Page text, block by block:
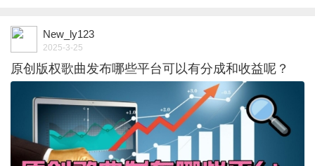
New_ly123
2025-3-25
原创版权歌曲发布哪些平台可以有分成和收益呢？